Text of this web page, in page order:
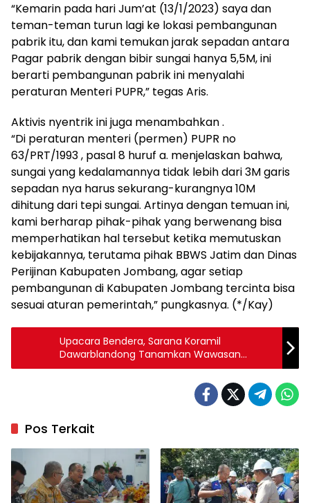
“Kemarin pada hari Jum’at (13/1/2023) saya dan
teman-teman turun lagi ke lokasi pembangunan
pabrik itu, dan kami temukan jarak sepadan antara
Pagar pabrik dengan bibir sungai hanya 5,5M, ini
berarti pembangunan pabrik ini menyalahi
peraturan Menteri PUPR,” tegas Aris.
Aktivis nyentrik ini juga menambahkan .
“Di peraturan menteri (permen) PUPR no
63/PRT/1993 , pasal 8 huruf a. menjelaskan bahwa,
sungai yang kedalamannya tidak lebih dari 3M garis
sepadan nya harus sekurang-kurangnya 10M
dihitung dari tepi sungai. Artinya dengan temuan ini,
kami berharap pihak-pihak yang berwenang bisa
memperhatikan hal tersebut ketika memutuskan
kebijakannya, terutama pihak BBWS Jatim dan Dinas
Perijinan Kabupaten Jombang, agar setiap
pembangunan di Kabupaten Jombang tercinta bisa
sesuai aturan pemerintah,” pungkasnya. (*/Kay)
Upacara Bendera, Sarana Koramil
Dawarblandong Tanamkan Wawasan
Kebangsaan Sejak Dini Bagi Generasi Muda
Pos Terkait